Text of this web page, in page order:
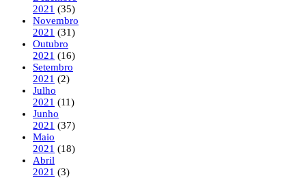
2021 (35)
Novembro
2021 (31)
Outubro
2021 (16)
Setembro
2021 (2)
Julho
2021 (11)
Junho
2021 (37)
Maio
2021 (18)
Abril
2021 (3)